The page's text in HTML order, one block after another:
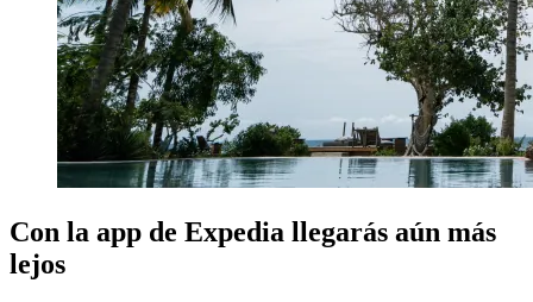
Con la app de Expedia llegarás aún más
lejos